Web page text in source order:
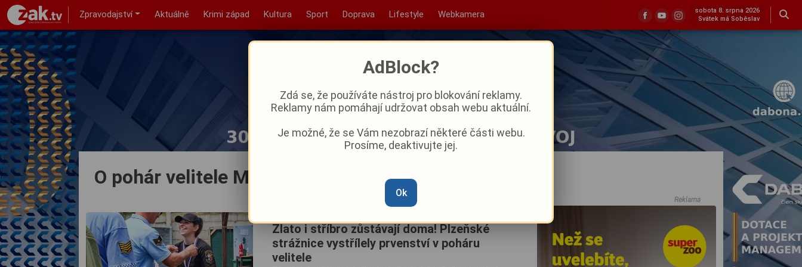
Zpravodajství Aktuálně Krimi západ Kultura Sport Doprava Lifestyle Webkamera
sobota 8. srpna 2026
Svátek má Soběslav
O pohár velitele MP Plzeň
Zlato i stříbro zůstávají doma! Plzeňské
strážnice vystřílely prvenství v poháru
velitele
Reklama
AdBlock?
Zdá se, že používáte nástroj pro blokování reklamy.
Reklamy nám pomáhají udržovat obsah webu aktuální.
Je možné, že se Vám nezobrazí některé části webu.
Prosíme, deaktivujte jej.
Ok